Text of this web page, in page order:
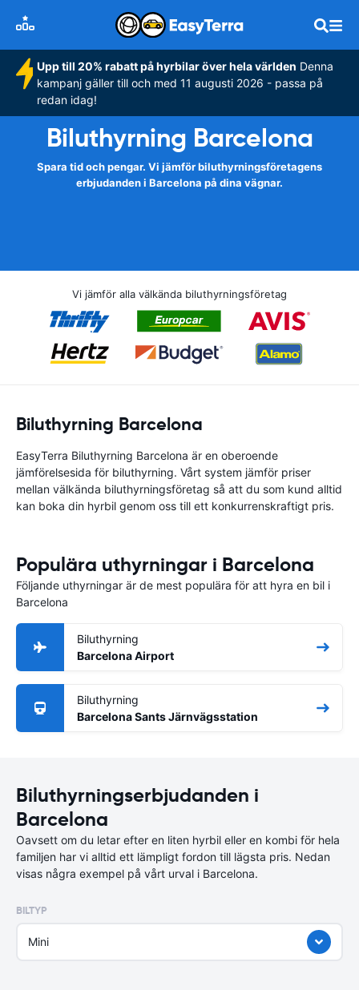
Upp till 20% rabatt på hyrbilar över hela världen Denna
kampanj gäller till och med 11 augusti 2026 - passa på
redan idag!
Biluthyrning Barcelona
Spara tid och pengar. Vi jämför biluthyrningsföretagens
erbjudanden i Barcelona på dina vägnar.
Vi jämför alla välkända biluthyrningsföretag
Biluthyrning Barcelona
EasyTerra Biluthyrning Barcelona är en oberoende
jämförelsesida för biluthyrning. Vårt system jämför priser
mellan välkända biluthyrningsföretag så att du som kund alltid
kan boka din hyrbil genom oss till ett konkurrenskraftigt pris.
Populära uthyrningar i Barcelona
Följande uthyrningar är de mest populära för att hyra en bil i
Barcelona
Biluthyrning
Barcelona Airport
Biluthyrning
Barcelona Sants Järnvägsstation
Biluthyrningserbjudanden i
Barcelona
Oavsett om du letar efter en liten hyrbil eller en kombi för hela
familjen har vi alltid ett lämpligt fordon till lägsta pris. Nedan
visas några exempel på vårt urval i Barcelona.
BILTYP
Mini